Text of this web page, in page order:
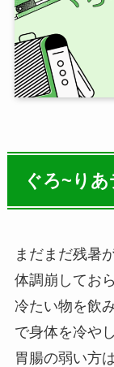
ぐろ~り
まだまだ残暑
体調崩してお
冷たい物を飲
で身体を冷や
胃腸の弱い方